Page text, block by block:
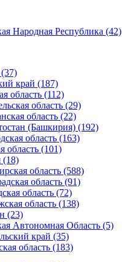
Народная Республика (42)
край (187)
область (112)
область (29)
область (22)
(Башкирия) (192)
область (163)
область (101)
(18)
область (588)
область (91)
область (72)
область (138)
(23)
Автономная Область (5)
край (35)
область (183)